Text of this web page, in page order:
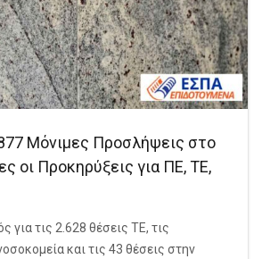
Μόνιμες Προσλήψεις στο
οι Προκηρύξεις για ΠΕ, ΤΕ,
για τις 2.628 θέσεις ΤΕ, τις
και τις 43 θέσεις στην